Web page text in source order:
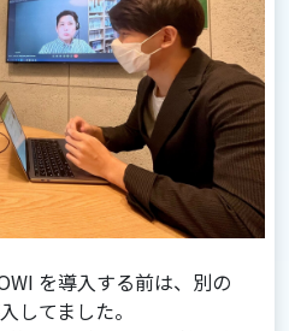
を導入する前は、別の
してました。